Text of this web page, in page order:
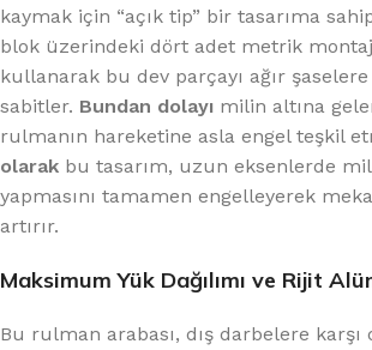
kaymak için “açık tip” bir tasarıma
blok üzerindeki dört adet metrik
kullanarak bu dev parçayı ağır
sabitler. Bundan dolayı milin altına
rulmanın hareketine asla engel teşkil
olarak bu tasarım, uzun eksenlerde
yapmasını tamamen engelleyerek
artırır.
Maksimum Yük Dağılımı ve Rijit
Bu rulman arabası, dış darbelere karşı